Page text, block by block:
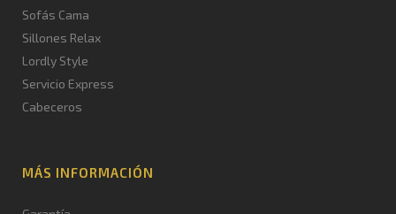
Sofás Cama
Sillones Relax
Lordly Style
Servicio Express
Cabeceros
MÁS INFORMACIÓN